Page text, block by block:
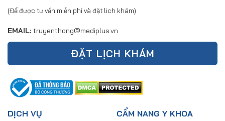
(Để được tư vấn miễn phí và đặt lich khám)
EMAIL: truyenthong@mediplus.vn
ĐẶT LỊCH KHÁM
DỊCH VỤ CẨM NANG Y KHOA